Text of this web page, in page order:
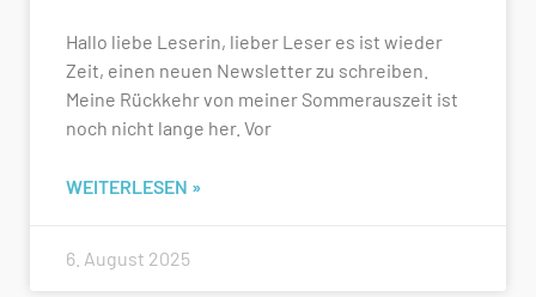
Hallo liebe Leserin, lieber Leser es ist wieder
Zeit, einen neuen Newsletter zu schreiben.
Meine Rückkehr von meiner Sommerauszeit ist
noch nicht lange her. Vor
WEITERLESEN »
6. August 2025